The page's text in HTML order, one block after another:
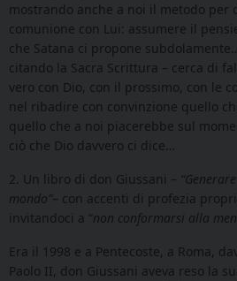
mostrando anche a noi il metodo per
comunione con Lui: assumere il
che Satana ci propone
citando la Sacra Scrittura – cerca di
vero con Dio, con il prossimo, con le
nel ribadire con convinzione quello
quello che a noi piacerebbe sul
ciò che Dio davvero ci dice…
2. Un libro di don Giussani –
mondo”– con accenti di profezia
invitandoci a “non conformarsi alla
Era il 1998 e a Pentecoste, a Roma,
Paolo II, don Giussani aveva reso la